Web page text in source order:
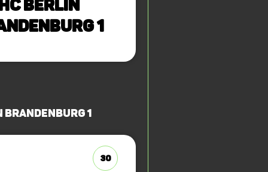
Berlin
1
Brandenburg 1
30